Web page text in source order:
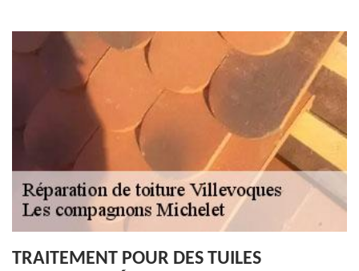
TRAITEMENT POUR DES TUILES